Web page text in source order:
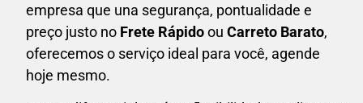
empresa que una segurança, pontualidade e
preço justo no Frete Rápidoou Carreto Barato,
oferecemos o serviço ideal para você, agende
hoje mesmo.